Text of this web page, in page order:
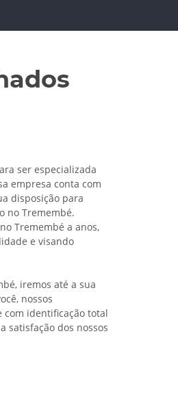
ser especializada
empresa conta com
disposição para
no Tremembé.
Tremembé a anos,
e visando
iremos até a sua
nossos
identificação total
satisfação dos nossos